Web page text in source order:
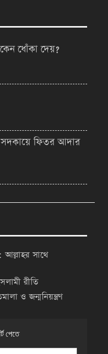
ধোঁকা দেয়?
সদকায়ে ফিতর আদার
সাথে
রীতি
ও জন্মনিয়ন্ত্রণ
পেতে